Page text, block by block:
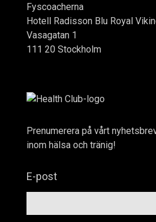
Fyscoacherna
Hotell Radisson Blu Royal
Vasagatan 1
111 20 Stockholm
Prenumerera på vårt
inom hälsa och tränig!
E-post